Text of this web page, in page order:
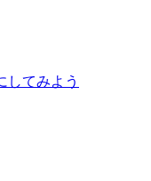
してみよう